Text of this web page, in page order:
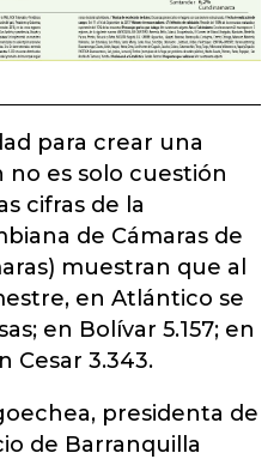
para crear una
es solo cuestión
cifras de la
de Cámaras de
muestran que al
en Atlántico se
en Bolívar 5.157; en
Cesar 3.343.
presidenta de
de Barranquilla